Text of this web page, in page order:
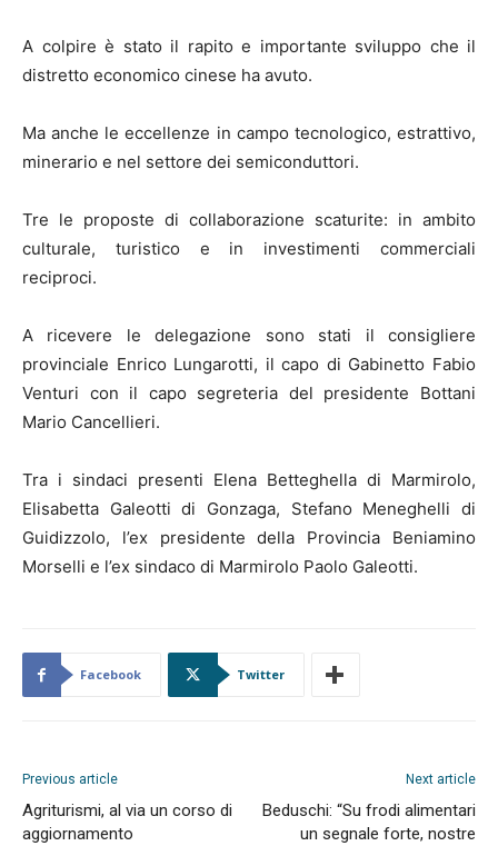
A colpire è stato il rapito e importante sviluppo che il
distretto economico cinese ha avuto.
Ma anche le eccellenze in campo tecnologico, estrattivo,
minerario e nel settore dei semiconduttori.
Tre le proposte di collaborazione scaturite: in ambito
culturale, turistico e in investimenti commerciali
reciproci.
A ricevere le delegazione sono stati il consigliere
provinciale Enrico Lungarotti, il capo di Gabinetto Fabio
Venturi con il capo segreteria del presidente Bottani
Mario Cancellieri.
Tra i sindaci presenti Elena Betteghella di Marmirolo,
Elisabetta Galeotti di Gonzaga, Stefano Meneghelli di
Guidizzolo, l’ex presidente della Provincia Beniamino
Morselli e l’ex sindaco di Marmirolo Paolo Galeotti.
Facebook Twitter
Previous article
Agriturismi, al via un corso di
aggiornamento
Next article
Beduschi: “Su frodi alimentari
un segnale forte, nostre